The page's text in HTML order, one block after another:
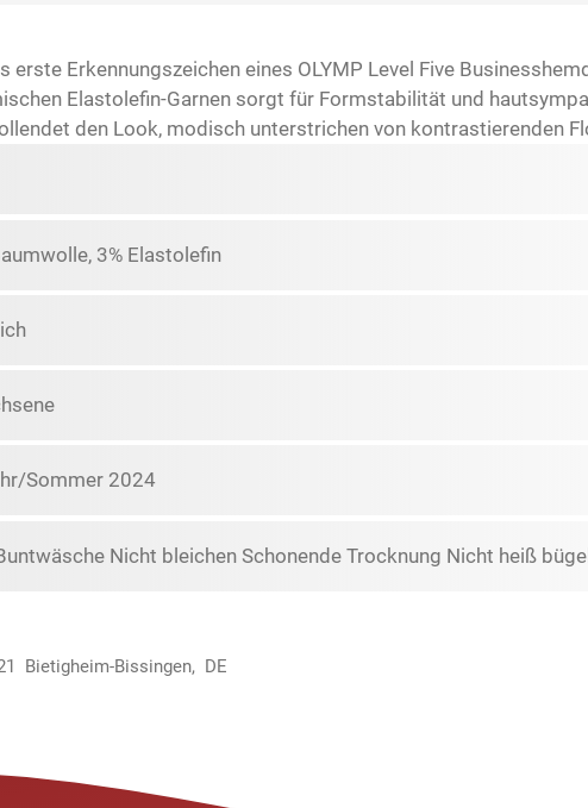
Erkennungszeichen eines OLYMP Level Five
Elastolefin-Garnen sorgt für Formstabilität und
den Look, modisch unterstrichen von kontrastierenden
3% Elastolefin
Sommer 2024
Nicht bleichen Schonende Trocknung Nicht heiß
Bietigheim-Bissingen, DE